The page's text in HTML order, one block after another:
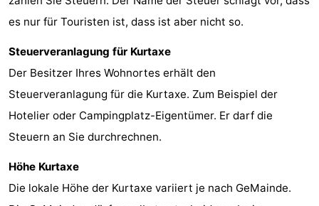
-
Fähre
Medizin
Zeeland
es nur für Touristen ist, dass ist aber nicht so.
Steuerveranlagung für Kurtaxe
Der Besitzer Ihres Wohnortes erhält den
Steuerveranlagung für die Kurtaxe. Zum Beispiel der
Hotelier oder Campingplatz-Eigentümer. Er darf die
Steuern an Sie durchrechnen.
Höhe Kurtaxe
Die lokale Höhe der Kurtaxe variiert je nach GeMainde.